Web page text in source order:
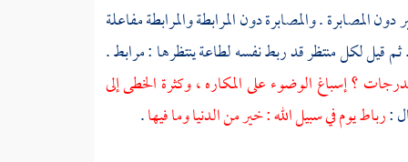
المصابرة . والمصابرة دون المرابطة والمرابطة مفاعلة
قيل لكل منتظر قد ربط نفسه لطاعة ينتظرها : مرابط .
؟ إسباغ الوضوء على المكاره ، وكثرة الخطى إلى
:رباط يوم في سبيل الله : خير من الدنيا وما فيها.